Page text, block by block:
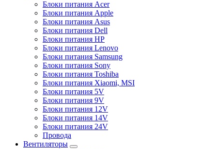
Блоки питания Acer
Блоки питания Apple
Блоки питания Asus
Блоки питания Dell
Блоки питания HP
Блоки питания Lenovo
Блоки питания Samsung
Блоки питания Sony
Блоки питания Toshiba
Блоки питания Xiaomi, MSI
Блоки питания 5V
Блоки питания 9V
Блоки питания 12V
Блоки питания 14V
Блоки питания 24V
Провода
Вентиляторы